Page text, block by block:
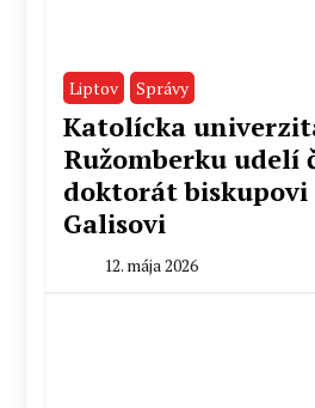
Liptov Správy
Katolícka
Ružomberku udelí
doktorát biskupovi
Galisovi
12. mája 2026